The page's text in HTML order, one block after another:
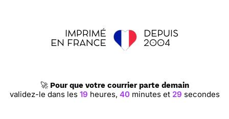
🚀 Pour que votre courrier parte demain
validez-le dans les 19 heures, 40minutes et 28 secondes